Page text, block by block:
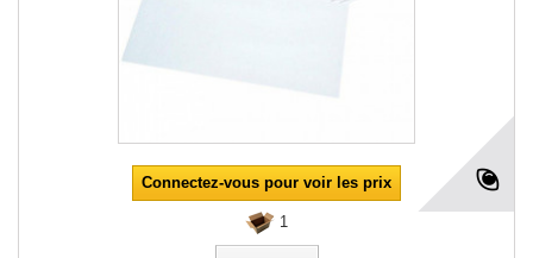
Connectez-vous pour voir les prix
1